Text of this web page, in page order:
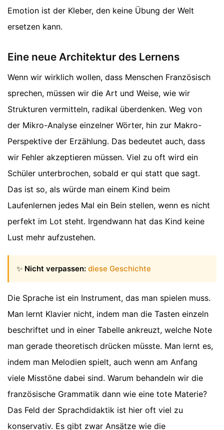
Emotion ist der Kleber, den keine Übung der Welt
ersetzen kann.
Eine neue Architektur des Lernens
Wenn wir wirklich wollen, dass Menschen Französisch
sprechen, müssen wir die Art und Weise, wie wir
Strukturen vermitteln, radikal überdenken. Weg von
der Mikro-Analyse einzelner Wörter, hin zur Makro-
Perspektive der Erzählung. Das bedeutet auch, dass
wir Fehler akzeptieren müssen. Viel zu oft wird ein
Schüler unterbrochen, sobald er qui statt que sagt.
Das ist so, als würde man einem Kind beim
Laufenlernen jedes Mal ein Bein stellen, wenn es nicht
perfekt im Lot steht. Irgendwann hat das Kind keine
Lust mehr aufzustehen.
✨ Nicht verpassen: diese Geschichte
Die Sprache ist ein Instrument, das man spielen muss.
Man lernt Klavier nicht, indem man die Tasten einzeln
beschriftet und in einer Tabelle ankreuzt, welche Note
man gerade theoretisch drücken müsste. Man lernt es,
indem man Melodien spielt, auch wenn am Anfang
viele Misstöne dabei sind. Warum behandeln wir die
französische Grammatik dann wie eine tote Materie?
Das Feld der Sprachdidaktik ist hier oft viel zu
konservativ. Es gibt zwar Ansätze wie die